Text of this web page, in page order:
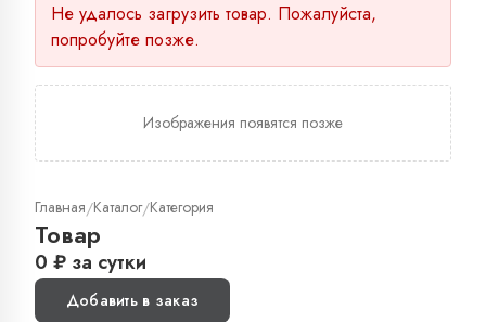
Не удалось загрузить товар. Пожалуйста,
попробуйте позже.
Изображения появятся позже
Главная/Каталог/Категория
Товар
0 ₽ за сутки
Добавить в заказ